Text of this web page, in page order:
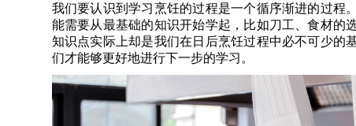
我们要认识到学习烹饪的过程是一个循序渐进的过程
能需要从最基础的知识开始学起，比如刀工、食材的
知识点实际上却是我们在日后烹饪过程中必不可少的
们才能够更好地进行下一步的学习。